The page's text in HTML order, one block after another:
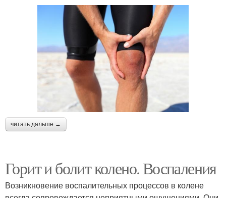
читать дальше →
Горит и болит колено. Воспаления
Возникновение воспалительных процессов в колене